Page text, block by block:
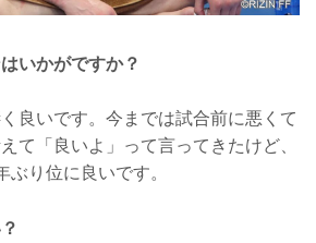
いかがですか？
良いです。今までは試合前に悪くて
て「良いよ」って言ってきたけど、
り位に良いです。